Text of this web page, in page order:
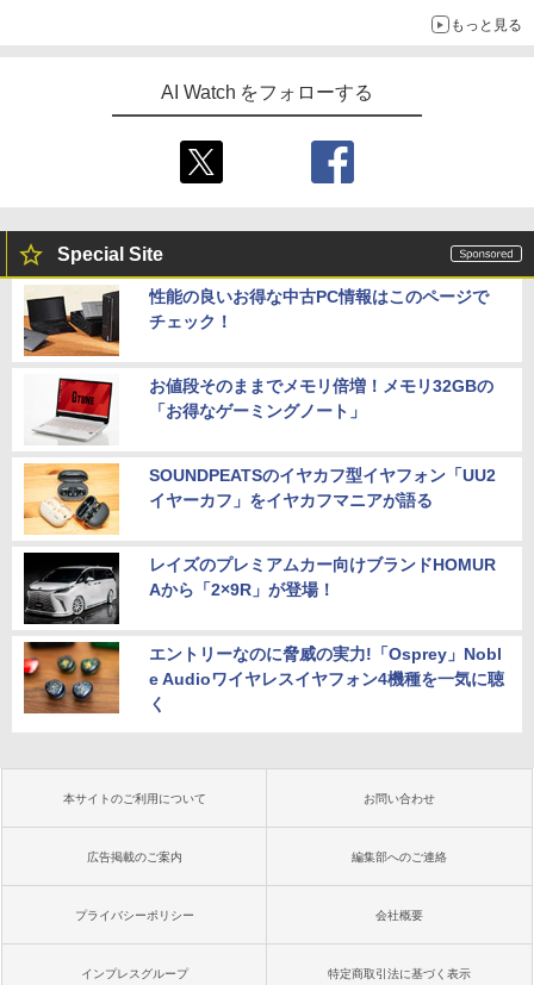
(32GB) 288Pin 1.2V CL22 SP032GBLF
￥35,980
もっと見る
AI Watch をフォローする
Special Site
性能の良いお得な中古PC情報はこのページで
チェック！
お値段そのままでメモリ倍増！メモリ32GBの
「お得なゲーミングノート」
SOUNDPEATSのイヤカフ型イヤフォン「UU2
イヤーカフ」をイヤカフマニアが語る
レイズのプレミアムカー向けブランドHOMUR
Aから「2×9R」が登場！
エントリーなのに脅威の実力!「Osprey」Nobl
e Audioワイヤレスイヤフォン4機種を一気に聴
く
本サイトのご利用について お問い合わせ
広告掲載のご案内 編集部へのご連絡
プライバシーポリシー 会社概要
インプレスグループ 特定商取引法に基づく表示